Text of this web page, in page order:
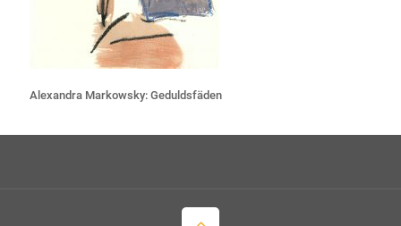
Alexandra Markowsky: Geduldsfäden